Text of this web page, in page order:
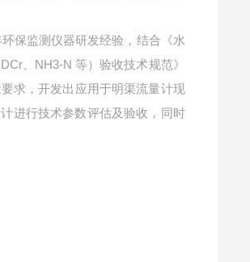
保监测仪器研发经验，结合《水
、NH3-N 等）验收技术规范》
求，开发出应用于明渠流量计现
进行技术参数评估及验收，同时